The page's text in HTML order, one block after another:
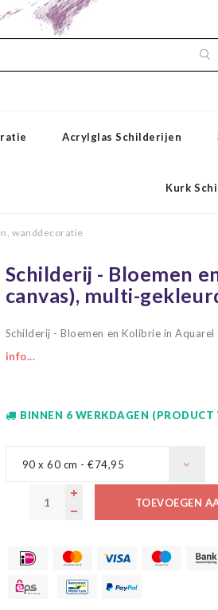
Acrylglas Schilderijen
Kurk
wanddecoratie
Schilderij - Bloemen
canvas), multi-
Schilderij - Bloemen en Kolibrie in
info...
BINNEN 6 WERKDAGEN
90 x 60 cm - €74,95
TOEVOEGEN